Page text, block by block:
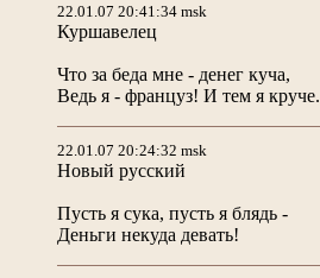
22.01.07 20:41:34 msk
Куршавелец
Что за беда мне - денег куча,
Ведь я - француз! И тем я круче.
22.01.07 20:24:32 msk
Новый русский
Пусть я сука, пусть я блядь -
Деньги некуда девать!